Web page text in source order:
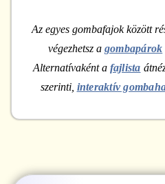
Az egyes gombafajok között
végezhetsz a gombapárok
Alternatívaként a fajlista
szerinti, interaktív